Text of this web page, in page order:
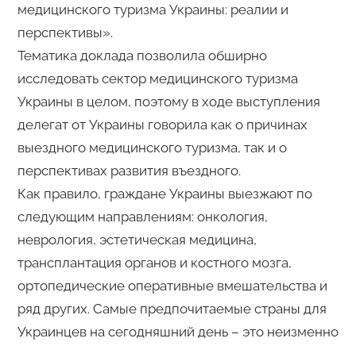
медицинского туризма Украины: реалии и
перспективы».
Тематика доклада позволила обширно
исследовать сектор медицинского туризма
Украины в целом, поэтому в ходе выступления
делегат от Украины говорила как о причинах
выездного медицинского туризма, так и о
перспективах развития въездного.
Как правило, граждане Украины выезжают по
следующим направлениям: онкология,
неврология, эстетическая медицина,
трансплантация органов и костного мозга,
ортопедические оперативные вмешательства и
ряд других. Самые предпочитаемые страны для
Украинцев на сегодняшний день – это неизменно